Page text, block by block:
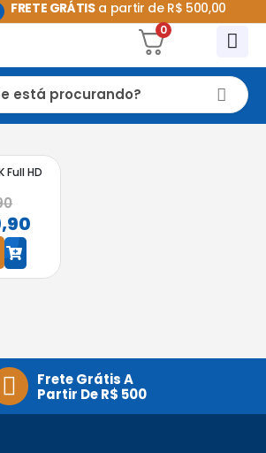
FRETE GRÁTISa partir de R$ 500,00
0
Full HD
Frete Grátis A
Partir De R$ 500